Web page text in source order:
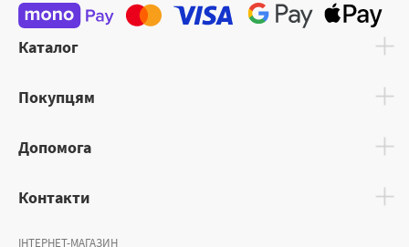
Каталог
Покупцям
Допомога
Контакти
ІНТЕРНЕТ-МАГАЗИН